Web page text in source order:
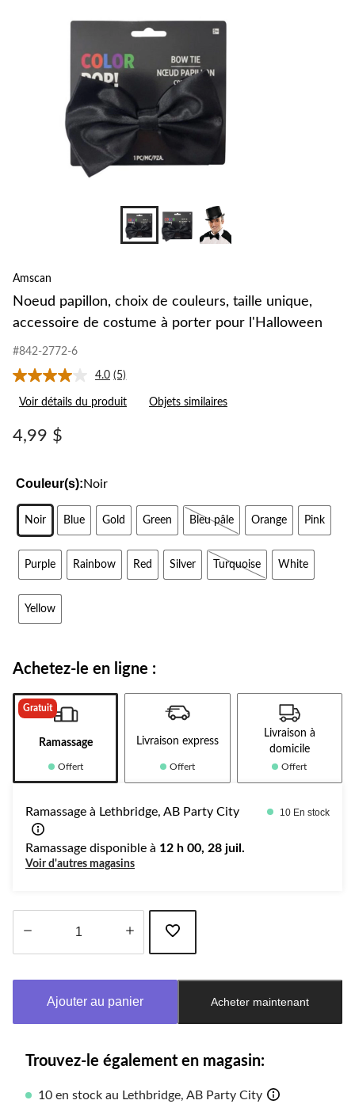
Amscan
Noeud papillon, choix de couleurs, taille unique,
accessoire de costume à porter pour l'Halloween
#842-2772-6
4.0 Lire
les
5
(5)
Voir détails du produit Objets similaires
4,99 $
Couleur(s):Noir
Noir Blue Gold Green Bleu pâle Orange Pink
Purple Rainbow Red Silver Turquoise White
Yellow
Achetez-le en ligne :
Gratuit
Ramassage
Offert
Livraison express
Offert
Livraison à
domicile
Offert
Ramassage à Lethbridge, AB Party City 10 En stock
Ramassage disponible à 12 h 00, 28 juil.
Voir d'autres magasins
à
Ajouter au panier Acheter maintenant
Trouvez-le également en magasin:
10 en stock au Lethbridge, AB Party City